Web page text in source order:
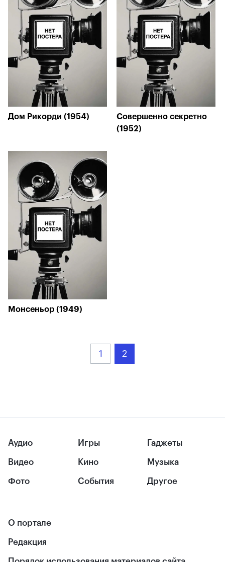
Дом Рикорди (1954)
Совершенно секретно
(1952)
Монсеньор (1949)
1 2
Аудио
Видео
Фото
Игры
Кино
События
Гаджеты
Музыка
Другое
О портале
Редакция